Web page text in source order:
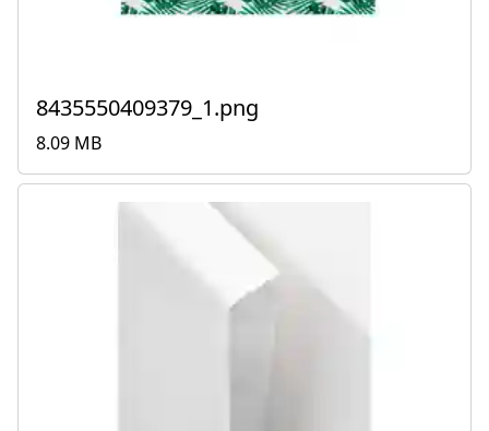
8435550409379_1.png
8.09 MB